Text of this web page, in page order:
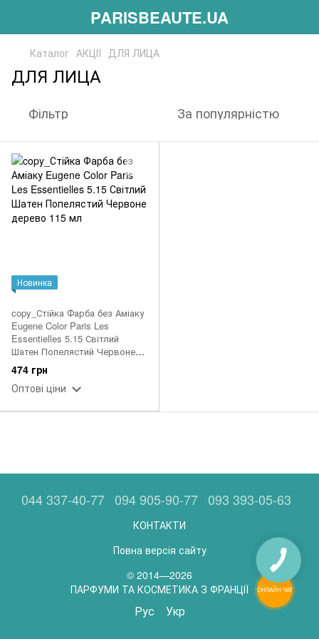
PARISBEAUTE.UA
Каталог АКЦІЇ ДЛЯ ЛИЦА
ДЛЯ ЛИЦА
Фільтр За популярністю
Новинка
copy_Стійка Фарба без Аміаку
Eugene Color Paris Les
Essentielles 5.15 Світлий
Шатен Попелястий Червоне
дерево 115 мл
474 грн
Оптові ціни
044 337-40-77 094 905-90-77 093 393-05-63
КОНТАКТИ
Повна версія сайту
© 2014—2026
ПАРФУМИ ТА КОСМЕТИКА З ФРАНЦІЇ
Рус Укр
ОНЛАЙН ЧАТ